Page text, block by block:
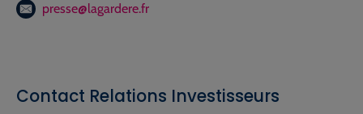
presse@lagardere.fr
Contact Relations Investisseurs